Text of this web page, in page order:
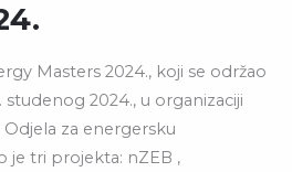
Masters 2024., koji se održao
2024., u organizaciji
za energersku
je tri projekta: nZEB ,